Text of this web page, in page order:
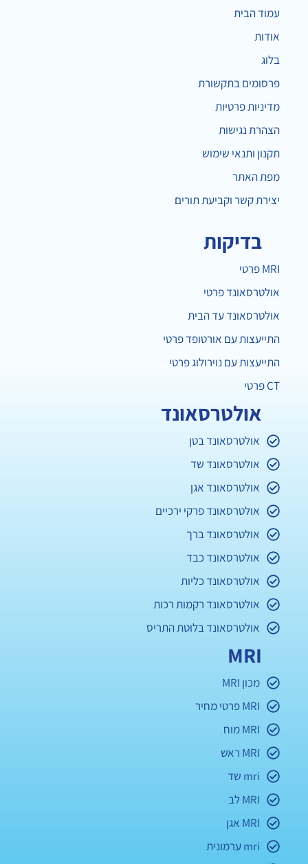
עמוד הבית
אודות
בלוג
פרסומים בתקשורת
מדיניות פרטיות
הצהרת נגישות
תקנון ותנאי שימוש
מפת האתר
יצירת קשר וקביעת תורים
בדיקות
MRI פרטי
אולטרסאונד פרטי
אולטרסאונד עד הבית
התייעצות עם אורטופד פרטי
התייעצות עם נוירולוג פרטי
CT פרטי
אולטרסאונד
אולטרסאונד בטן
אולטרסאונד שד
אולטרסאונד אגן
אולטרסאונד פרקי ירכיים
אולטרסאונד ברך
אולטרסאונד כבד
אולטרסאונד כליות
אולטרסאונד רקמות רכות
אולטרסאונד בלוטת התריס
MRI
מכון MRI
MRI פרטי מחיר
MRI מוח
MRI ראש
mri שד
MRI לב
MRI אגן
mri ערמונית